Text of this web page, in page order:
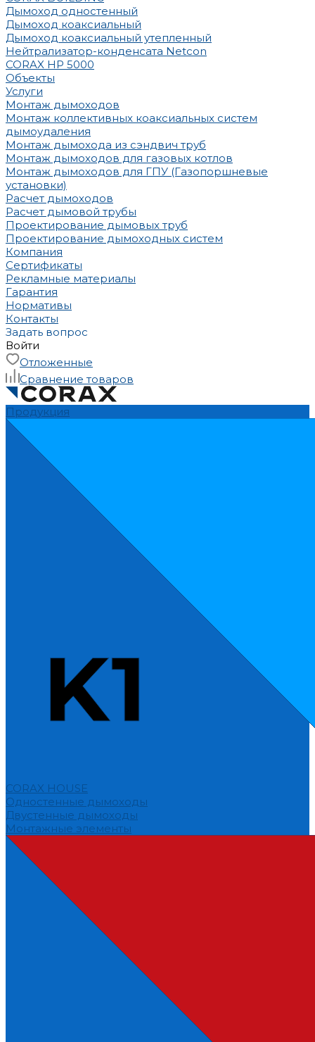
Дымоход одностенный
Дымоход коаксиальный
Дымоход коаксиальный утепленный
Нейтрализатор-конденсата Netcon
CORAX HP 5000
Объекты
Услуги
Монтаж дымоходов
Монтаж коллективных коаксиальных систем
дымоудаления
Монтаж дымохода из сэндвич труб
Монтаж дымоходов для газовых котлов
Монтаж дымоходов для ГПУ (Газопоршневые
установки)
Расчет дымоходов
Расчет дымовой трубы
Проектирование дымовых труб
Проектирование дымоходных систем
Компания
Сертификаты
Рекламные материалы
Гарантия
Нормативы
Контакты
Задать вопрос
Войти
Отложенные
Сравнение товаров
Продукция
CORAX HOUSE
Одностенные дымоходы
Двустенные дымоходы
Монтажные элементы